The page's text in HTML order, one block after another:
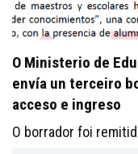
O Ministerio de
envía un terceiro
acceso e ingreso
O borrador foi